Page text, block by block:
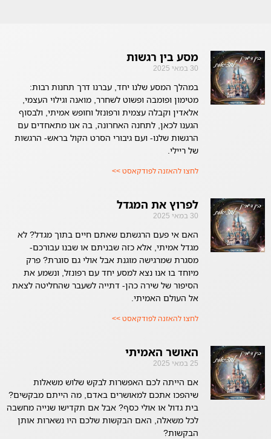
מסע בין רגשות
30 במאי 2025
במהלך המסע שלנו יחד, עברנו דרך תחנות רבות:
מטימון ופומבה ופשוט לשחרר, מואנה וגילוי העצמי,
אלאדין וקבלה עצמית ורפונזל וחופש אמיתי, ולבסוף
הגענו לכאן, לתחנה האחרונה, בה אנו מתאחדים עם
הרגשות שלנו- ועם גיבורי הסרט הקול בראש- הרגשות
של ריילי.
לחצו להאזנה לפודקאסט >>
לפרוץ את המגדל
30 במאי 2025
האם אי פעם הרגשתם שאתם חיים בתוך מגדל? לא
מגדל אמיתי, אלא כזה שבניתם או שבנו עבורכם-
מסגרת שמרגישה מוגנת אבל אולי גם סוגרת? פרק
מיוחד בו אנו נצא למסע יחד עם רפונזל, ונשמע את
הסיפור של שירה כהן- דתייה לשעבר שהחליטה לצאת
אל העולם האמיתי.
לחצו להאזנה לפודקאסט >>
האושר האמיתי
25 במאי 2025
אם הייתה לכם האפשרות לבקש שלוש משאלות
שיהפכו אתכם למאושרים באדם, מה הייתם מבקשים?
בית גדול או אולי כסף? אבל אם תקדישו שנייה מחשבה
לכל משאלה, האם הבקשות שלכם היו נשארות אותן
הבקשות?